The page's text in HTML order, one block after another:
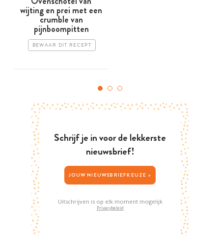
wijting en prei met een
crumble van
pijnboompitten
BEWAAR DIT RECEPT
Schrijf je in voor de lekkerste
nieuwsbrief!
JOUW NIEUWSBRIEFKEUZE >
Uitschrijven is op elk moment mogelijk
Privacybeleid